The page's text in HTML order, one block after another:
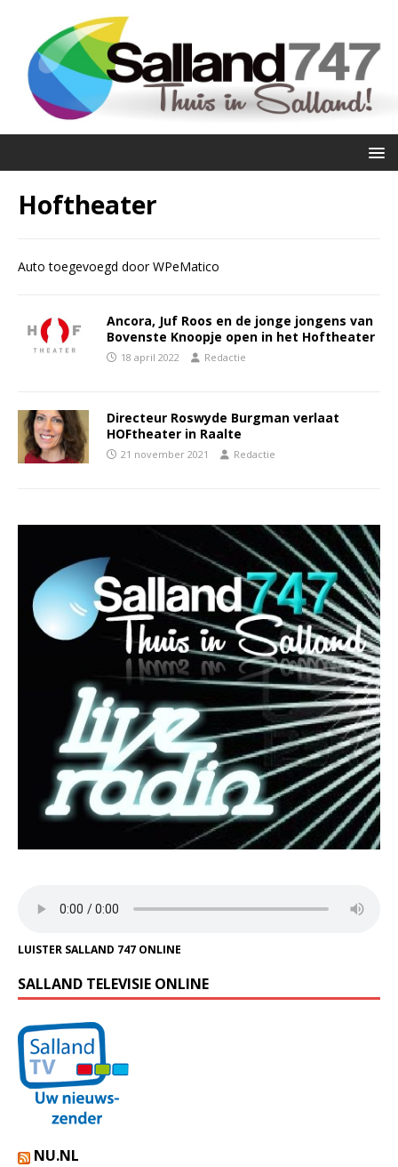
Hoftheater
Auto toegevoegd door WPeMatico
Ancora, Juf Roos en de jonge jongens van
Bovenste Knoopje open in het Hoftheater
18 april 2022 Redactie
Directeur Roswyde Burgman verlaat
HOFtheater in Raalte
21 november 2021 Redactie
LUISTER SALLAND 747 ONLINE
SALLAND TELEVISIE ONLINE
NU.NL